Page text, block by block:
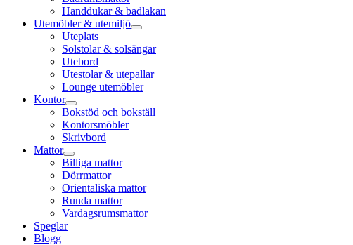
Handdukar & badlakan
Utemöbler & utemiljö
Uteplats
Solstolar & solsängar
Utebord
Utestolar & utepallar
Lounge utemöbler
Kontor
Bokstöd och bokställ
Kontorsmöbler
Skrivbord
Mattor
Billiga mattor
Dörrmattor
Orientaliska mattor
Runda mattor
Vardagsrumsmattor
Speglar
Blogg